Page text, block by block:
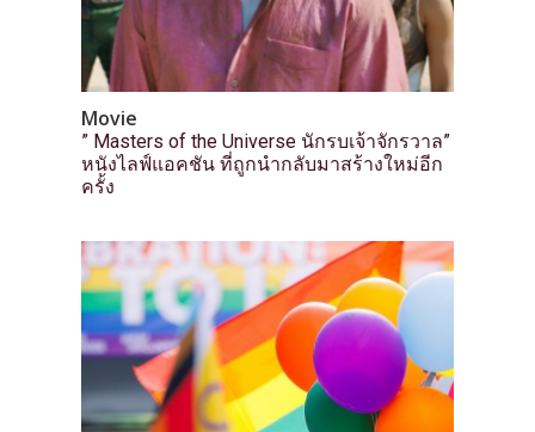
Movie
” Masters of the Universe นักรบเจ้าจักรวาล”
หนังไลฟ์แอคชัน ที่ถูกนำกลับมาสร้างใหม่อีก
ครั้ง